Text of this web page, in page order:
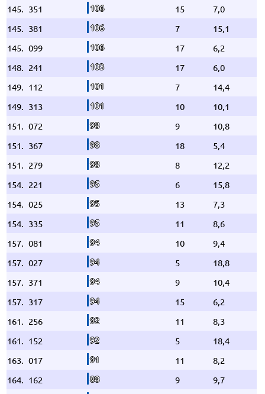
145. 351 106 15
7,0
145. 381 106 7
15,1
145. 099 106 17
6,2
148. 241 103 17
6,0
149. 112 101 7
14,4
149. 313 101 10
10,1
151. 072 98 9
10,8
151. 367 98 18
5,4
151. 279 98 8
12,2
154. 221 95 6
15,8
154. 025 95 13
7,3
154. 335 95 11
8,6
157. 081 94 10
9,4
157. 027 94 5
18,8
157. 371 94 9
10,4
157. 317 94 15
6,2
161. 256 92 11
8,3
161. 152 92 5
18,4
163. 017 91 11
8,2
164. 162 88 9
9,7